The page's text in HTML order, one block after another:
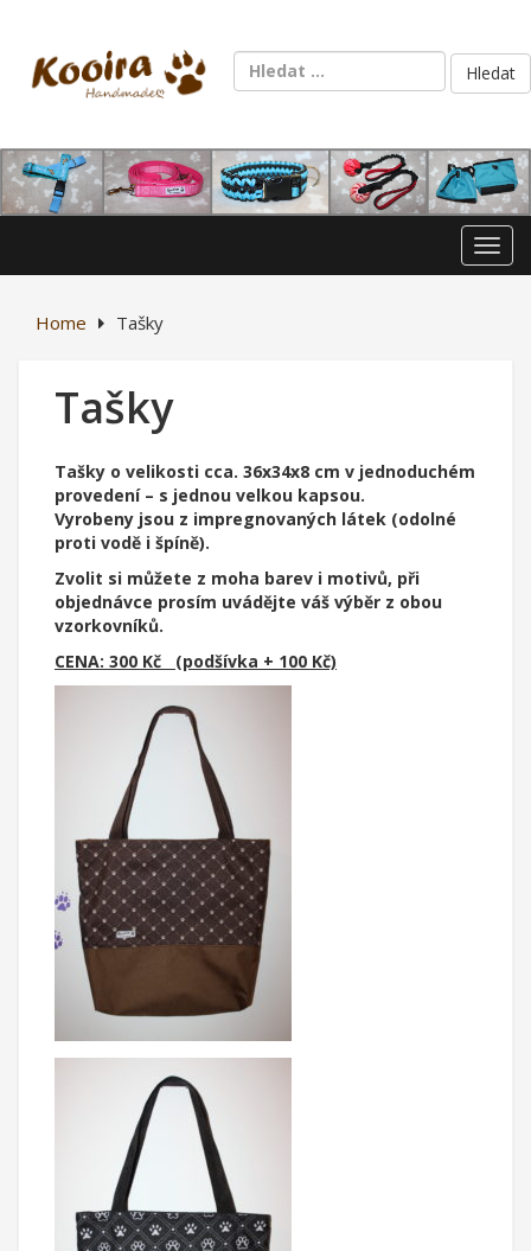
content
Home Tašky
Tašky
Tašky o velikosti cca. 36x34x8 cm v jednoduchém
provedení – s jednou velkou kapsou.
Vyrobeny jsou z impregnovaných látek (odolné
proti vodě i špíně).
Zvolit si můžete z moha barev i motivů, při
objednávce prosím uvádějte váš výběr z obou
vzorkovníků.
CENA: 300 Kč (podšívka + 100 Kč)